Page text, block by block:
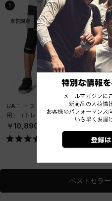
1
直営限定
UAニースリーブ （両脚
用）（トレーニング/UNIS
EX）
￥10,890
2
直
UA
（
グ/
ベストセラ